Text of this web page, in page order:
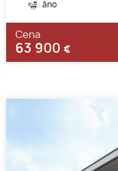
áno
Cena
63 900 €